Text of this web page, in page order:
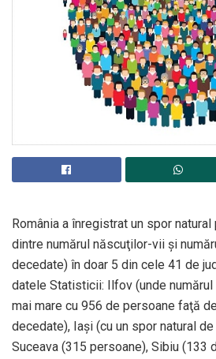
România a înregistrat un spor
dintre numărul născuţilor-vii şi
decedate) în doar 5 din cele 41 de
datele Statisticii: Ilfov (unde
mai mare cu 956 de persoane faţă
decedate), Iaşi (cu un spor natural
Suceava (315 persoane), Sibiu (133